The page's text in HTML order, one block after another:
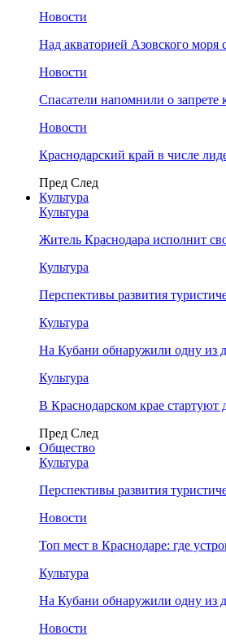
Новости
Над акваторией Азовского
Новости
Спасатели напомнили о запрете
Новости
Краснодарский край в числе
Пред След
Культура
Культура
Житель Краснодара исполнит
Культура
Перспективы развития
Культура
На Кубани обнаружили одну из
Культура
В Краснодарском крае
Пред След
Общество
Культура
Перспективы развития
Новости
Топ мест в Краснодаре: где
Культура
На Кубани обнаружили одну из
Новости